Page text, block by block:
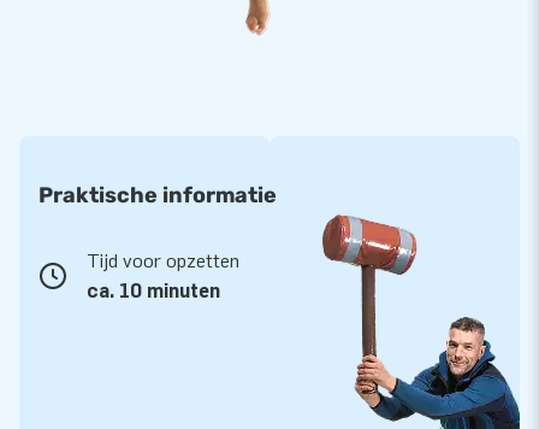
probleem 2 jaar garantie. Hierdoor lever jij met dit product
Meer dan 15.000 klanten kozen voor JB. Jij ook?
Waarom niet? Immers: JB laat al meer dan 3 decennia
mensen wereldwijd een gat in de lucht te springen. En dat
vaak zelfs letterlijk. Onze designers, ontwikkelaars en
logistiek medewerkers leveren unieke opblaasattracties! En
je bent altijd verzekerd van onze professionele service en
levering. Daarom noemt men ons ook wel ‘creators of
Praktische informatie
Tijd voor opzetten
ca. 10 minuten